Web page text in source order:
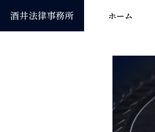
酒井法律事務所 ホーム